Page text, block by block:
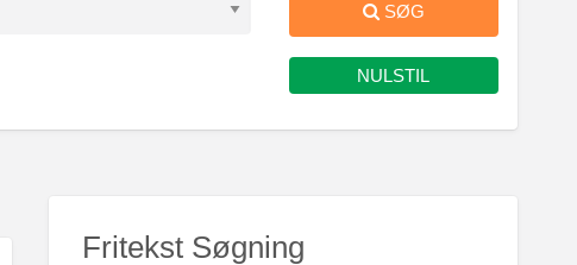
SØG
NULSTIL
Fritekst Søgning